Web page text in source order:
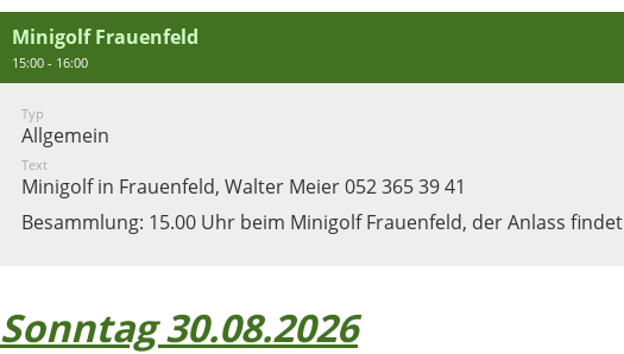
Minigolf Frauenfeld
15:00 - 16:00
Typ
Allgemein
Text
Minigolf in Frauenfeld, Walter Meier 052 365 39 41
Besammlung: 15.00 Uhr beim Minigolf Frauenfeld, der Anlass findet
Sonntag 30.08.2026